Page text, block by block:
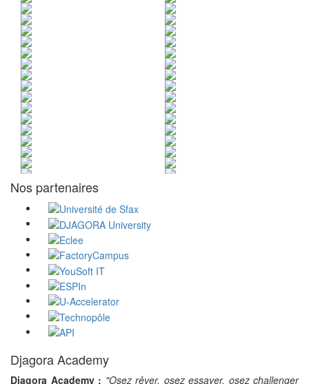
Nos partenaires
Djagora Academy
Djagora Academy : "Osez rêver, osez essayer, osez challenger